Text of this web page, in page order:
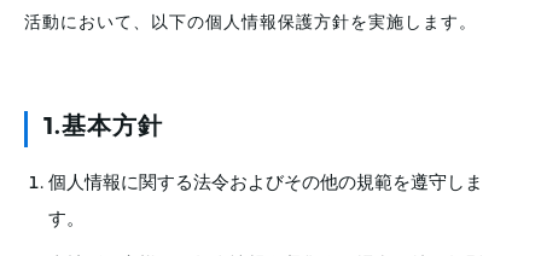
活動において、以下の個人情報保護方針を実施します。
1.基本方針
個人情報に関する法令およびその他の規範を遵守しま
す。